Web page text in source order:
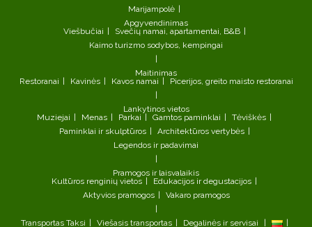
Marijampolė
Apgyvendinimas
Viešbučiai
Svečių namai, apartamentai, B&B
Kaimo turizmo sodybos, kempingai
Maitinimas
Restoranai
Kavinės Kavos namai Picerijos, greito maisto restoranai
Lankytinos vietos
Muziejai
Menas Parkai Gamtos paminklai
Tėviškės
Paminklai ir skulptūros
Architektūros vertybės
Legendos ir padavimai
Pramogos ir laisvalaikis
Kultūros renginių vietos
Edukacijos ir degustacijos
Aktyvios pramogos
Vakaro pramogos
Transportas Taksi Viešasis transportas Degalinės ir servisai